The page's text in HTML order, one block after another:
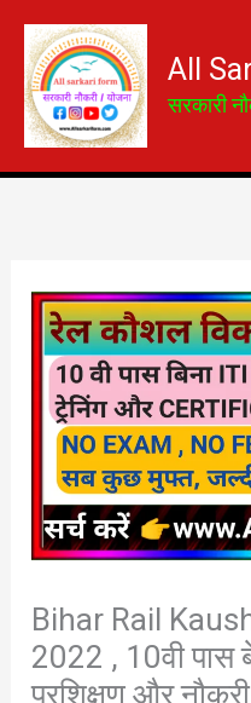
content
All
सरकारी
Bihar Rail
2022 , 10वी पास
प्रशिक्षण और नौकरी